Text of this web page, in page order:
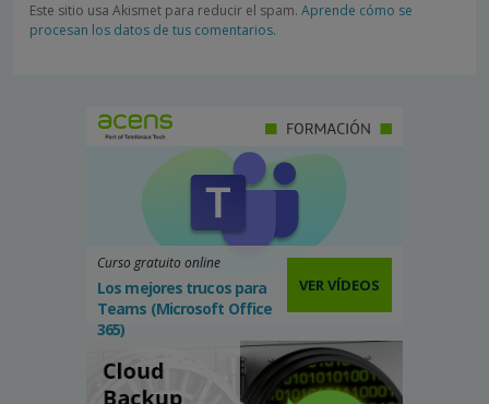
Este sitio usa Akismet para reducir el spam. Aprende cómo se
procesan los datos de tus comentarios.
Curso gratuito online
Los mejores trucos para
Teams (Microsoft Office
365)
VER VÍDEOS